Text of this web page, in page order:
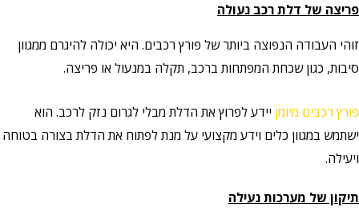
פריצה של דלת רכב נעולה
זוהי העבודה הנפוצה ביותר של פורץ רכבים. היא יכולה להיגרם ממגוון
סיבות, כגון שכחת המפתחות ברכב, תקלה במנעול או פריצה.
פורץ רכבים מיומן יידע לפרוץ את הדלת מבלי לגרום נזק לרכב. הוא
ישתמש במגוון כלים וידע מקצועי על מנת לפתוח את הדלת בצורה בטוחה
ויעילה.
תיקון של מערכות נעילה